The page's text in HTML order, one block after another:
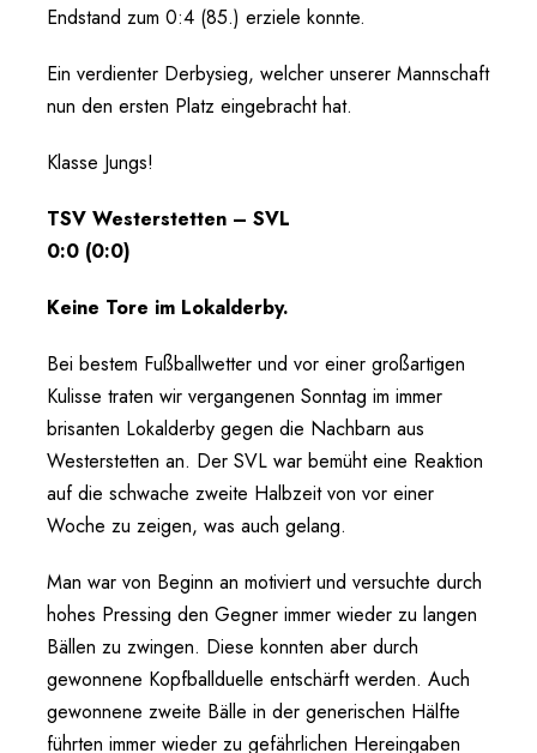
Endstand zum 0:4 (85.) erziele konnte.
Ein verdienter Derbysieg, welcher unserer Mannschaft
nun den ersten Platz eingebracht hat.
Klasse Jungs!
TSV Westerstetten – SVL
0:0 (0:0)
Keine Tore im Lokalderby.
Bei bestem Fußballwetter und vor einer großartigen
Kulisse traten wir vergangenen Sonntag im immer
brisanten Lokalderby gegen die Nachbarn aus
Westerstetten an. Der SVL war bemüht eine Reaktion
auf die schwache zweite Halbzeit von vor einer
Woche zu zeigen, was auch gelang.
Man war von Beginn an motiviert und versuchte durch
hohes Pressing den Gegner immer wieder zu langen
Bällen zu zwingen. Diese konnten aber durch
gewonnene Kopfballduelle entschärft werden. Auch
gewonnene zweite Bälle in der generischen Hälfte
führten immer wieder zu gefährlichen Hereingaben